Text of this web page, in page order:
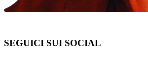
SEGUICI SUI SOCIAL